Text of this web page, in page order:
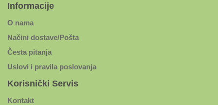
Informacije
O nama
Načini dostave/Pošta
Česta pitanja
Uslovi i pravila poslovanja
Korisnički Servis
Kontakt